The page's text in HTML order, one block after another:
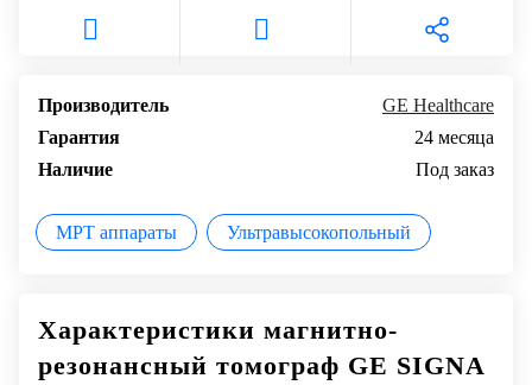
Производитель
GE Healthcare
Гарантия
24 месяца
Наличие
Под заказ
МРТ аппараты Ультравысокопольный
Характеристики магнитно-
резонансный томограф GE SIGNA